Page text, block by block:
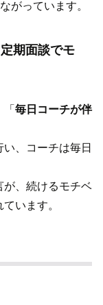
がっています。
期面談でモ
毎日コーチが伴
、コーチは毎日
が、続けるモチベ
います。